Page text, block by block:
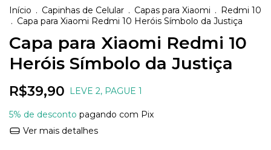
Início . Capinhas de Celular . Capas para Xiaomi . Redmi 10
. Capa para Xiaomi Redmi 10 Heróis Símbolo da Justiça
Capa para Xiaomi Redmi 10
Heróis Símbolo da Justiça
R$39,90 LEVE 2, PAGUE 1
5% de desconto pagando com Pix
Ver mais detalhes